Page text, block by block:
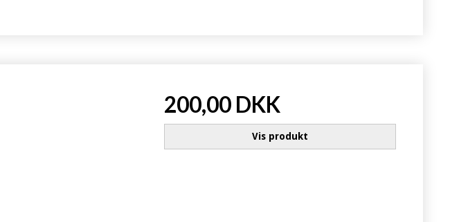
200,00 DKK
Vis produkt